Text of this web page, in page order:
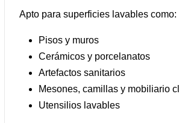
Apto para superficies lavables como:
Pisos y muros
Cerámicos y porcelanatos
Artefactos sanitarios
Mesones, camillas y mobiliario
Utensilios lavables